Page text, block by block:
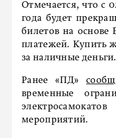
Отмечается, что с
года будет
билетов на основе
платежей. Купить
за наличные деньги.
Ранее «ПД»
временные
мероприятий.